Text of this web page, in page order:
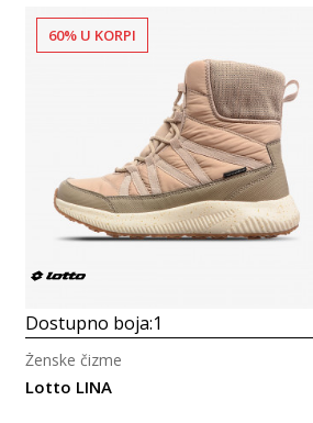
60% U KORPI
Dostupno boja:1
Lotto LINA
Ženske čizme